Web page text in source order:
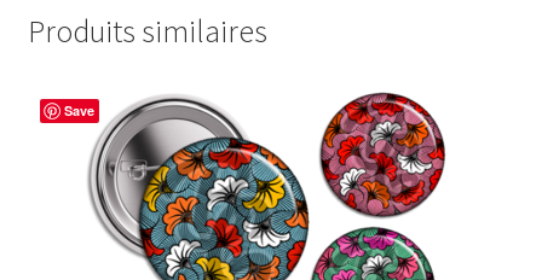
Produits similaires
Save